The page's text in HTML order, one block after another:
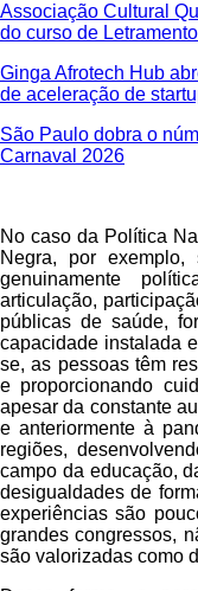
Associação Cultural
do curso de
Ginga Afrotech Hub
de aceleração de
São Paulo dobra o
Carnaval 2026
No caso da Política
Negra, por
genuinamente
articulação,
públicas de saúde,
capacidade instalada
se, as pessoas têm
e proporcionando
apesar da constante
e anteriormente à
regiões,
campo da educação,
desigualdades de
experiências são
grandes congressos,
são valorizadas como